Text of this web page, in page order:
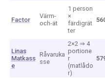
Factor
Värm-
och-ät
1 person
×
färdigrät
ter
Linas
Matkass
e
Råvaruka
sse
2×2 ⇒ 4
portione
r
(matlådo
r)